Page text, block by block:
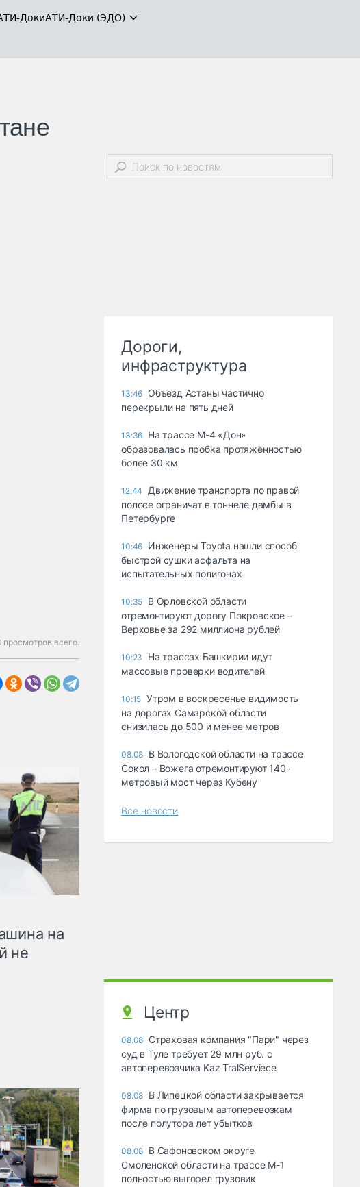
ДокиАТИ-Доки (ЭДО)
просмотров всего.
на
не
Дороги,
инфраструктура
13:46 Объезд Астаны частично
перекрыли на пять дней
13:36 На трассе М-4 «Дон»
образовалась пробка протяжённостью
более 30 км
12:44
Движение транспорта по правой
полосе ограничат в тоннеле дамбы в
Петербурге
10:46 Инженеры Toyota нашли способ
быстрой сушки асфальта на
испытательных полигонах
10:35 В Орловской области
отремонтируют дорогу Покровское –
Верховье за 292 миллиона рублей
10:23
На трассах Башкирии идут
массовые проверки водителей
10:15 Утром в воскресенье видимость
на дорогах Самарской области
снизилась до 500 и менее метров
08.08 В Вологодской области на трассе
Сокол – Вожега отремонтируют 140-
метровый мост через Кубену
Все новости
Центр
08.08 Страховая компания "Пари" через
суд в Туле требует 29 млн руб. с
автоперевозчика Kaz TralServiece
08.08 В Липецкой области закрывается
фирма по грузовым автоперевозкам
после полутора лет убытков
08.08 В Сафоновском округе
Смоленской области на трассе М-1
полностью выгорел грузовик